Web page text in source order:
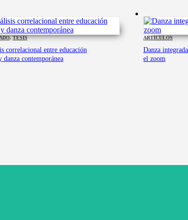
,TESIS
correlacional entre educación
danza contemporánea
ARTÍCULOS
Danza
el zoom